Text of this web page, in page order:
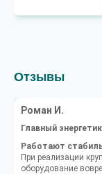
Отзывы
Роман И.
Главный
Работают
При реализации
оборудование